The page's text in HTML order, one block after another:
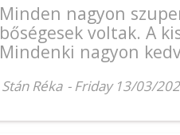
Minden nagyon
bőségesek voltak. A
Mindenki nagyon
Stán Réka - Friday 13/03/